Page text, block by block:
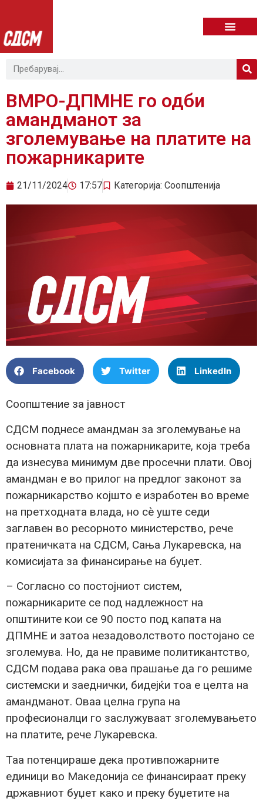
ВМРО-ДПМНЕ го одби
амандманот за
зголемување на платите на
пожарникарите
21/11/2024 17:57 Категорија: Соопштенија
Facebook Twitter LinkedIn
Соопштение за јавност
СДСМ поднесе амандман за зголемување на
основната плата на пожарникарите, која треба
да изнесува минимум две просечни плати. Овој
амандман е во прилог на предлог законот за
пожарникарство којшто е изработен во време
на претходната влада, но сè уште седи
заглавен во ресорното министерство, рече
пратеничката на СДСМ, Сања Лукаревска, на
комисијата за финансирање на буџет.
– Согласно со постојниот систем,
пожарникарите се под надлежност на
општините кои се 90 посто под капата на
ДПМНЕ и затоа незадоволството постојано се
зголемува. Но, да не правиме политикантство,
СДСМ подава рака ова прашање да го решиме
системски и заеднички, бидејќи тоа е целта на
амандманот. Оваа целна група на
професионалци го заслужуваат зголемувањето
на платите, рече Лукаревска.
Таа потенцираше дека противпожарните
единици во Македонија се финансираат преку
државниот буџет како и преку буџетите на